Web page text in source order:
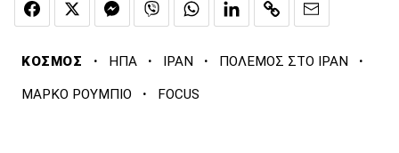
ΚΟΣΜΟΣ · ΗΠΑ · ΙΡΑΝ · ΠΟΛΕΜΟΣ ΣΤΟ ΙΡΑΝ ·
ΜΑΡΚΟ ΡΟΥΜΠΙΟ · FOCUS